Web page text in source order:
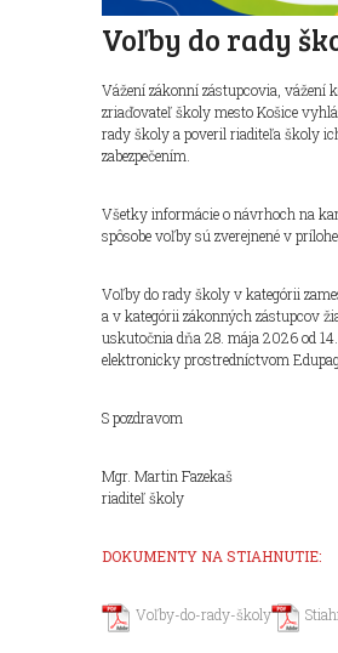
Voľby do rady
Vážení zákonní zástupcovia, vážení
zriaďovateľ školy mesto Košice
rady školy a poveril riaditeľa školy
zabezpečením.
Všetky informácie o návrhoch na
spôsobe voľby sú zverejnené v
Voľby do rady školy v kategórii
a v kategórii zákonných zástupcov
uskutočnia dňa 28. mája 2026 od
elektronicky prostredníctvom
S pozdravom
Mgr. Martin Fazekaš
riaditeľ školy
DOKUMENTY NA STIAHNUTIE:
Voľby-do-rady-školy